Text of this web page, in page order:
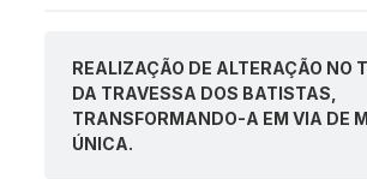
REALIZAÇÃO DE ALTERAÇÃO NO
DA TRAVESSA DOS BATISTAS,
TRANSFORMANDO-A EM VIA DE
ÚNICA.